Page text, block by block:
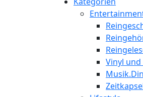
pers.
Blog Vinyl